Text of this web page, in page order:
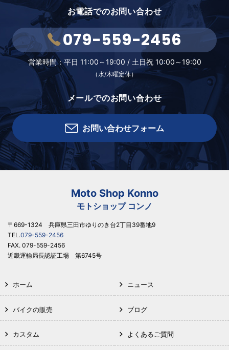
お電話でのお問い合わせ
079-559-2456
営業時間：平日 11:00～19:00 / 土日祝 10:00～19:00
（水/木曜定休）
メールでのお問い合わせ
お問い合わせフォーム
Moto Shop Konno
モトショップ コンノ
〒669-1324 兵庫県三田市ゆりのき台2丁目39番地9
TEL.079-559-2456
FAX. 079-559-2456
近畿運輸局長認証工場 第6745号
ホーム
バイクの販売
カスタム
ニュース
ブログ
よくあるご質問